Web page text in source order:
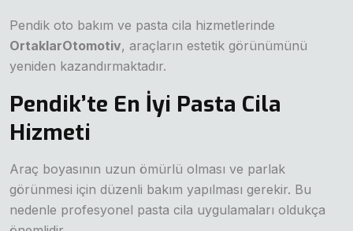
Pendik oto bakım ve pasta cila hizmetlerinde
OrtaklarOtomotiv, araçların estetik görünümünü
yeniden kazandırmaktadır.
Pendik’te En İyi Pasta Cila
Hizmeti
Araç boyasının uzun ömürlü olması ve parlak
görünmesi için düzenli bakım yapılması gerekir. Bu
nedenle profesyonel pasta cila uygulamaları oldukça